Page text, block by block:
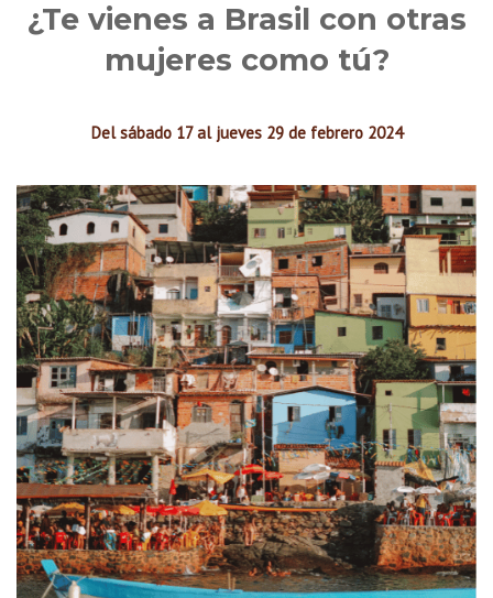
¿Te vienes a Brasil con otras
mujeres como tú?
Del sábado 17 al jueves 29 de febrero 2024